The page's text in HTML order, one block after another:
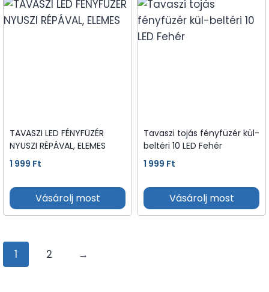
TAVASZI LED FÉNYFÜZÉR
NYUSZI RÉPÁVAL, ELEMES
1 999 Ft
Vásárolj most
Tavaszi tojás fényfüzér kül-
beltéri 10 LED Fehér
1 999 Ft
Vásárolj most
1 2 →